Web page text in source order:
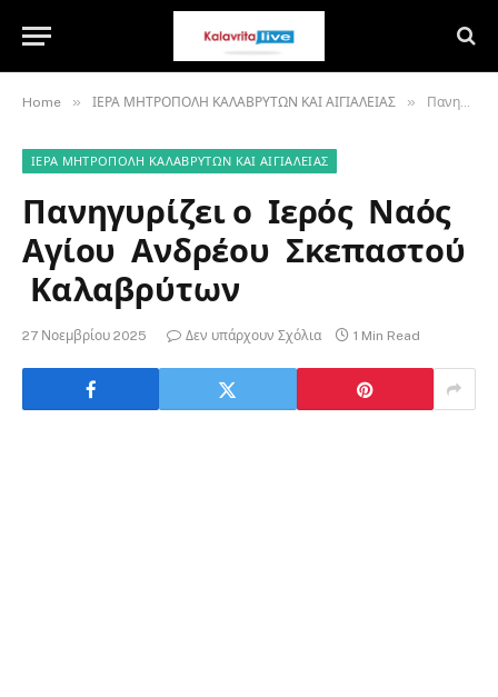
Home » ΙΕΡΑ ΜΗΤΡΟΠΟΛΗ ΚΑΛΑΒΡΥΤΩΝ ΚΑΙ ΑΙΓΙΑΛΕΙΑΣ » Πανηγυρίζει ο Ιερός Ναός Αγίου Ανδρέου Σκεπαστού Καλαβρύτων
ΙΕΡΑ ΜΗΤΡΟΠΟΛΗ ΚΑΛΑΒΡΥΤΩΝ ΚΑΙ ΑΙΓΙΑΛΕΙΑΣ
Πανηγυρίζει ο Ιερός Ναός
Αγίου Ανδρέου Σκεπαστού
Καλαβρύτων
27 Νοεμβρίου 2025 Δεν υπάρχουν Σχόλια 1 Min Read